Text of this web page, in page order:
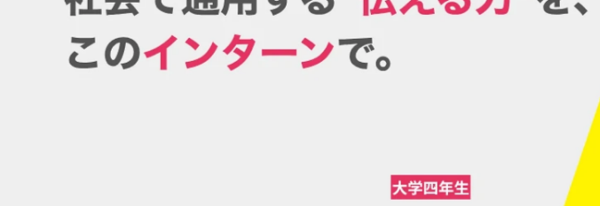
HUANG Chiuping
株式会社アクティバリューズ / ライター